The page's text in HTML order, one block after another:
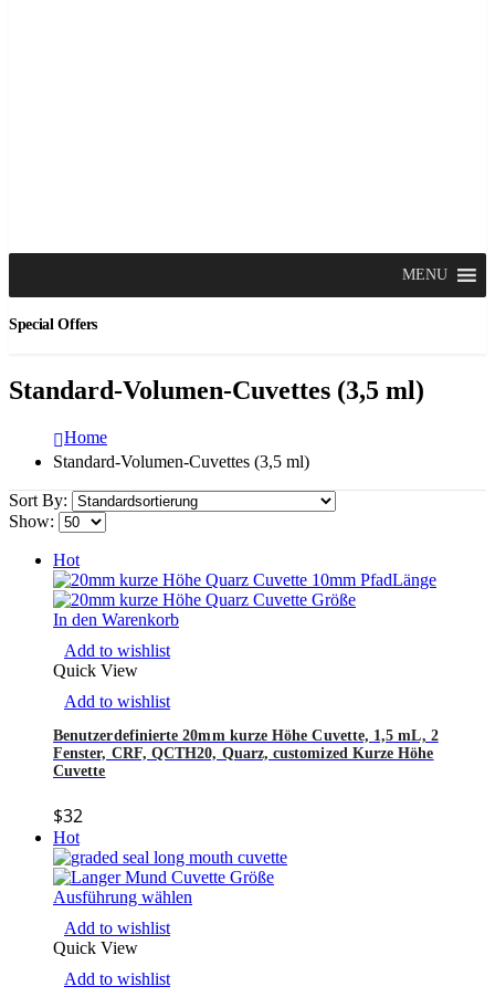
MENU
Special Offers
Standard-Volumen-Cuvettes (3,5 ml)
Home
Standard-Volumen-Cuvettes (3,5 ml)
Sort By:
Show:
Hot
In den Warenkorb
Add to wishlist
Quick View
Add to wishlist
Benutzerdefinierte 20mm kurze Höhe Cuvette, 1,5 mL, 2
Fenster, CRF, QCTH20, Quarz, customized Kurze Höhe
Cuvette
$32
Hot
Ausführung wählen
Add to wishlist
Quick View
Add to wishlist